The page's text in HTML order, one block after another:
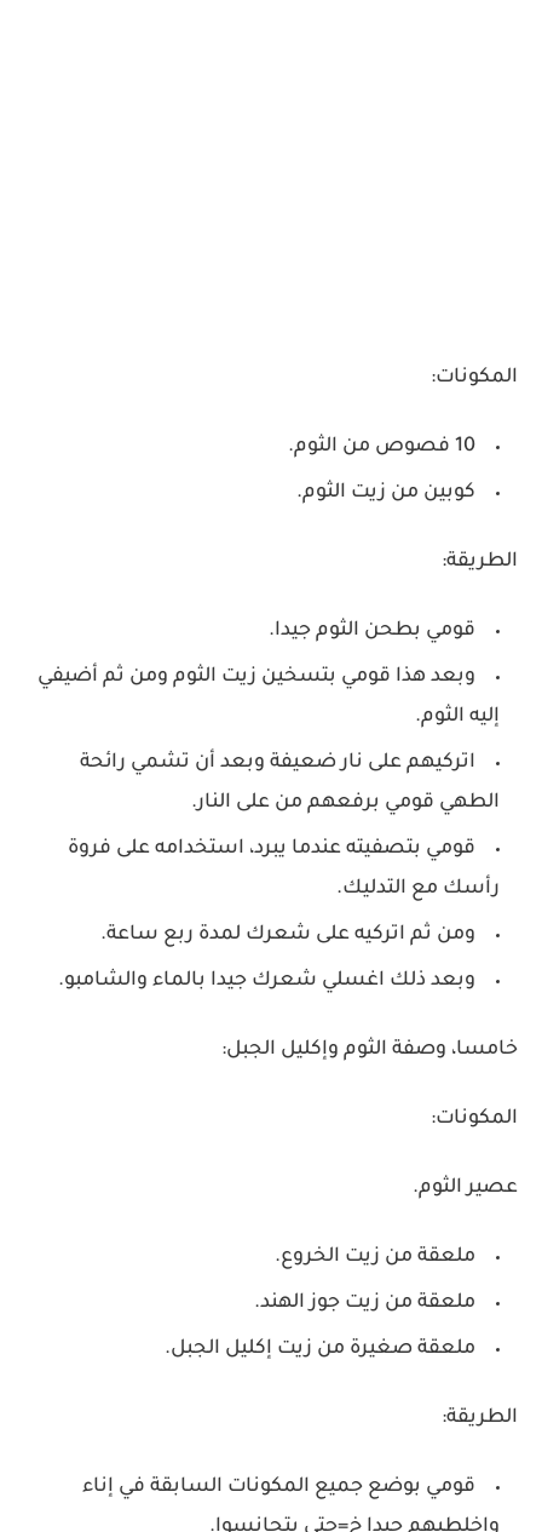
المكونات:
10 فصوص من الثوم.
كوبين من زيت الثوم.
الطريقة:
قومي بطحن الثوم جيدا.
وبعد هذا قومي بتسخين زيت الثوم ومن ثم أضيفي
إليه الثوم.
اتركيهم على نار ضعيفة وبعد أن تشمي رائحة
الطهي قومي برفعهم من على النار.
قومي بتصفيته عندما يبرد، استخدامه على فروة
رأسك مع التدليك.
ومن ثم اتركيه على شعرك لمدة ربع ساعة.
وبعد ذلك اغسلي شعرك جيدا بالماء والشامبو.
خامسا، وصفة الثوم وإكليل الجبل:
المكونات:
عصير الثوم.
ملعقة من زيت الخروع.
ملعقة من زيت جوز الهند.
ملعقة صغيرة من زيت إكليل الجبل.
الطريقة:
قومي بوضع جميع المكونات السابقة في إناء
واخلطيهم جيدا خ=حتى يتجانسوا.